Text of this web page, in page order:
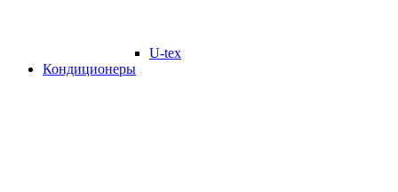
U-tex
Кондиционеры